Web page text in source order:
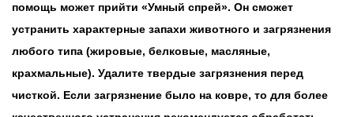
помощь может прийти «Умный спрей». Он сможет
устранить характерные запахи животного и загрязнения
любого типа (жировые, белковые, масляные,
крахмальные). Удалите твердые загрязнения перед
чисткой. Если загрязнение было на ковре, то для более